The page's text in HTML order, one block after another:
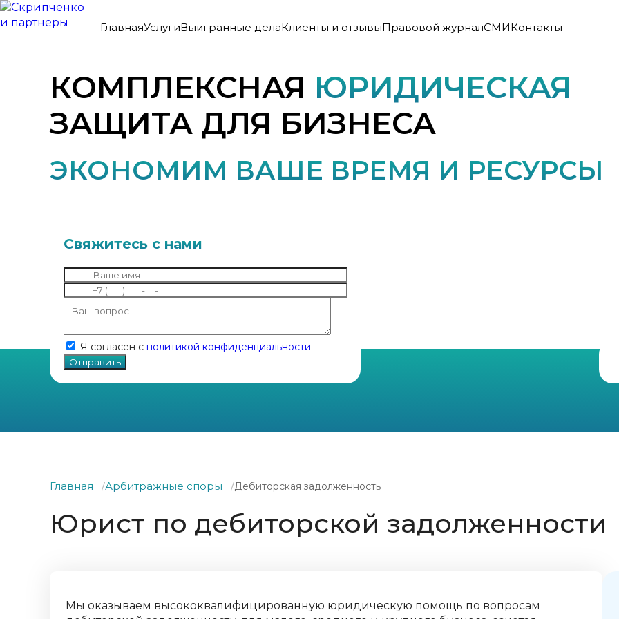
ГлавнаяУслугиВыигранные делаКлиенты и отзывыПравовой журналСМИКонтакты
КОМПЛЕКСНАЯ ЮРИДИЧЕСКАЯ
ЗАЩИТА ДЛЯ БИЗНЕСА
ЭКОНОМИМ ВАШЕ ВРЕМЯ И РЕСУРСЫ
Свяжитесь с нами
Я согласен с политикой конфиденциальности
Главная Арбитражные споры Дебиторская задолженность
Юрист по дебиторской задолженности
Мы оказываем высококвалифицированную юридическую помощь по вопросам